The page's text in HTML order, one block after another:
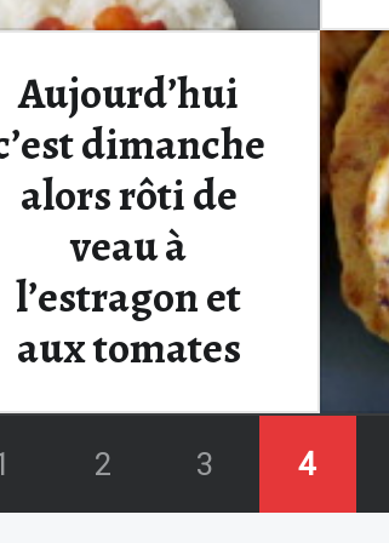
Aujourd’hui
dimanche
alors rôti de
veau à
l’estragon et
aux tomates
A vrai dire, le rôti du dimanche
n’est pas vraiment une tradition
familiale…
2 3 4